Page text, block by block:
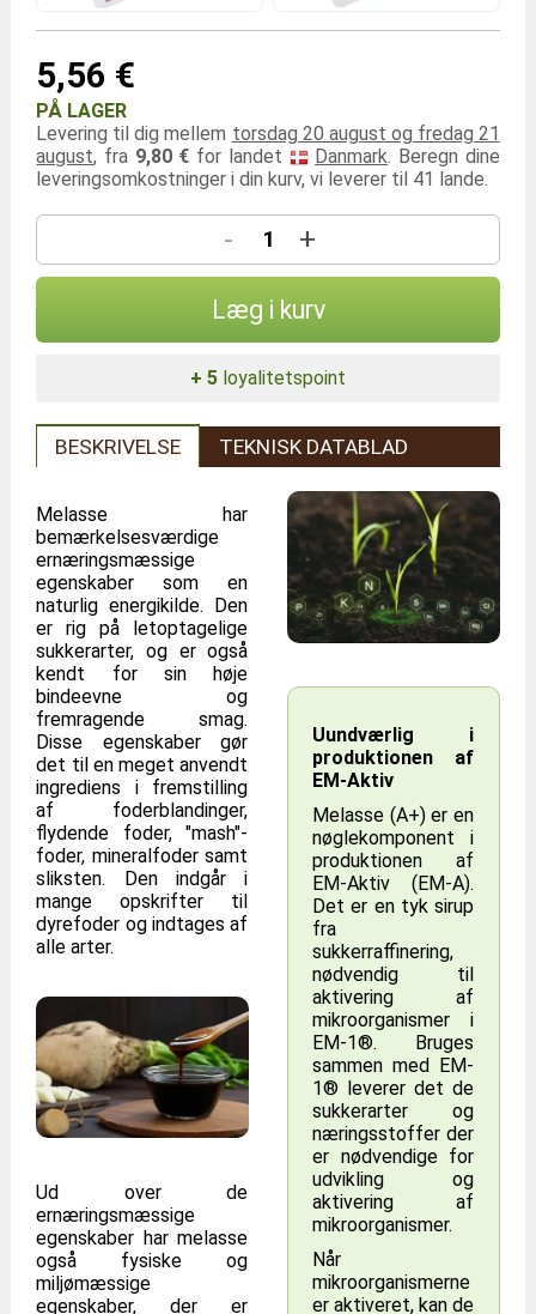
5,56 €
PÅ LAGER
Levering til dig mellem torsdag 20 august og fredag 21
august, fra 9,80 € for landet Danmark. Beregn dine
leveringsomkostninger i din kurv, vi leverer til 41 lande.
- +
Læg i kurv
+ 5 loyalitetspoint
BESKRIVELSE TEKNISK DATABLAD
Melasse har
bemærkelsesværdige
ernæringsmæssige
egenskaber som en
naturlig energikilde. Den
er rig på letoptagelige
sukkerarter, og er også
kendt for sin høje
bindeevne og
fremragende smag.
Disse egenskaber gør
det til en meget anvendt
ingrediens i fremstilling
af foderblandinger,
flydende foder, "mash"-
foder, mineralfoder samt
sliksten. Den indgår i
mange opskrifter til
dyrefoder og indtages af
alle arter.
Ud over de
ernæringsmæssige
egenskaber har melasse
også fysiske og
miljømæssige
egenskaber, der er
Uundværlig i
produktionen af
EM-Aktiv
Melasse (A+) er en
nøglekomponent i
produktionen af
EM-Aktiv (EM-A).
Det er en tyk sirup
fra
sukkerraffinering,
nødvendig til
aktivering af
mikroorganismer i
EM-1®. Bruges
sammen med EM-
1® leverer det de
sukkerarter og
næringsstoffer der
er nødvendige for
udvikling og
aktivering af
mikroorganismer.
Når
mikroorganismerne
er aktiveret, kan de